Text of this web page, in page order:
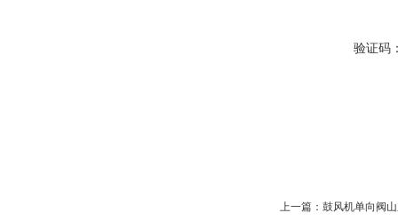
验证码
上一篇： 鼓风机单向阀